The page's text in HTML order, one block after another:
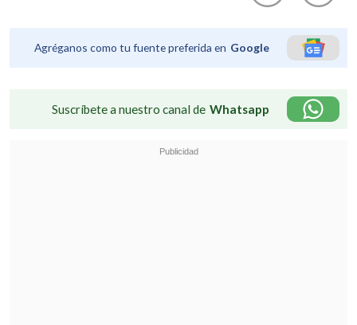
Agréganos como tu fuente preferida en Google
Suscríbete a nuestro canal de Whatsapp